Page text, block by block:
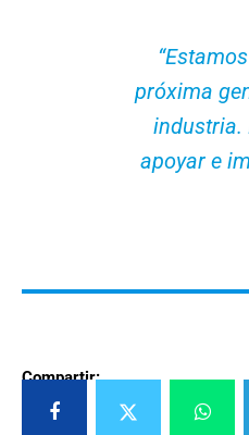
próxima
industria.
apoyar e
Compartir: